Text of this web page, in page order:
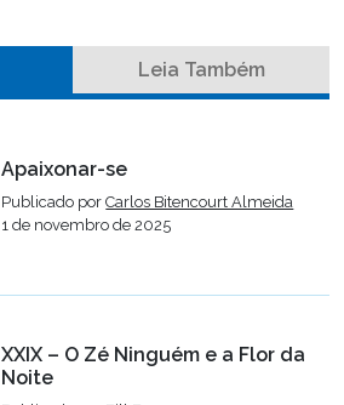
Leia Também
Apaixonar-se
Publicado porCarlos Bitencourt Almeida
1 de novembro de 2025
XXIX – O Zé Ninguém e a Flor da
Noite